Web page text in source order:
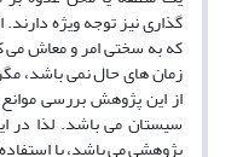
گذاری نیز توجه ویژه
که به سختی امر و معاش می
زمان های حال نمی باشد،
از این پژوهش بررسی
سیستان می باشد. لذا در